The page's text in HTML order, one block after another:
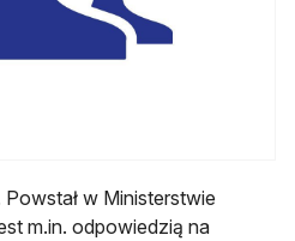
w Ministerstwie
m.in. odpowiedzią na